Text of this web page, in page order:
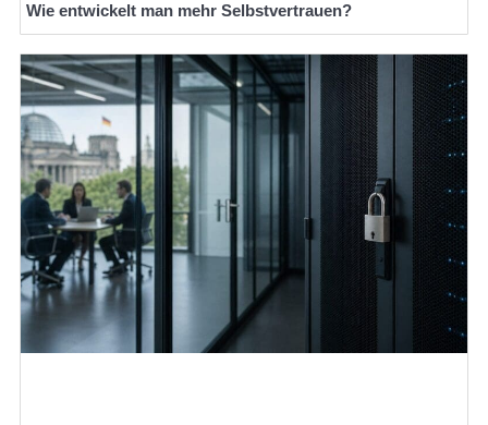
Wie entwickelt man mehr Selbstvertrauen?